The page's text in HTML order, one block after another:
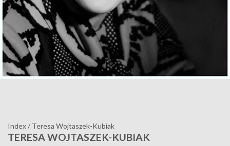
Index/ Teresa Wojtaszek-Kubiak
TERESA WOJTASZEK-KUBIAK